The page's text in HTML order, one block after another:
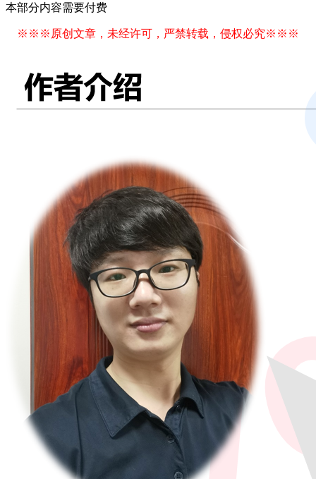
本部分内容需要付费
※※※原创文章，未经许可，严禁转载，侵权必究※※※